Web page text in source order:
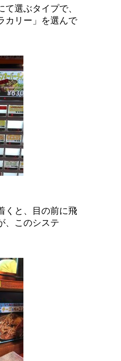
て選ぶタイプで、
カリー」を選んで
くと、目の前に飛
、このシステ